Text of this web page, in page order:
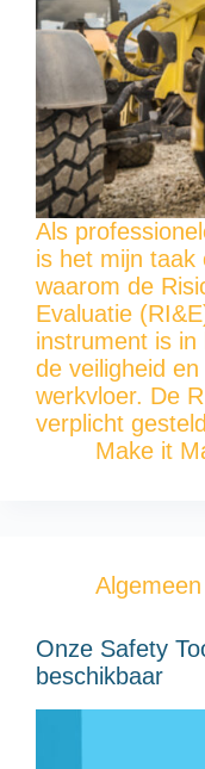
Als
is het mijn taak
waarom de
Evaluatie
instrument is in
de veiligheid
werkvloer. De
verplicht
Make it
Algemeen
Onze Safety
beschikbaar